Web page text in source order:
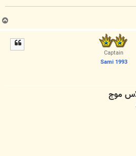
ب
ا
Captain
Sami 1993